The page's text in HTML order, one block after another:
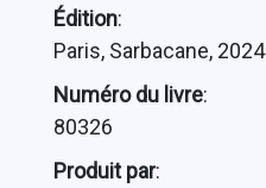
Édition:
Paris, Sarbacane, 2024
Numéro du livre:
80326
Produit par: